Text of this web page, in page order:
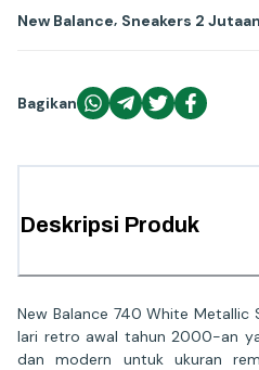
New Balance Sneakers 2 Jutaan
Bagikan
Deskripsi Produk
New Balance 740 White Metallic
lari retro awal tahun 2000-an
dan modern untuk ukuran